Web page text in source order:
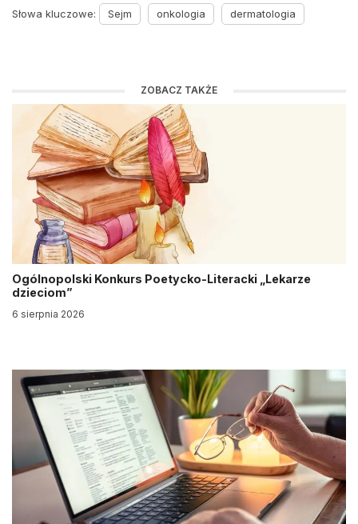
Słowa kluczowe: Sejm onkologia dermatologia
ZOBACZ TAKŻE
Ogólnopolski Konkurs Poetycko-Literacki „Lekarze
dzieciom”
6 sierpnia 2026